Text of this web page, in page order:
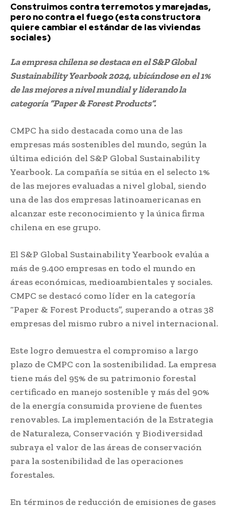
Construimos contra terremotos y marejadas,
pero no contra el fuego (esta constructora
quiere cambiar el estándar de las viviendas
sociales)
La empresa chilena se destaca en el S&P Global
Sustainability Yearbook 2024, ubicándose en el 1%
de las mejores a nivel mundial y liderando la
categoría “Paper & Forest Products”.
CMPC ha sido destacada como una de las
empresas más sostenibles del mundo, según la
última edición del S&P Global Sustainability
Yearbook. La compañía se sitúa en el selecto 1%
de las mejores evaluadas a nivel global, siendo
una de las dos empresas latinoamericanas en
alcanzar este reconocimiento y la única firma
chilena en ese grupo.
El S&P Global Sustainability Yearbook evalúa a
más de 9.400 empresas en todo el mundo en
áreas económicas, medioambientales y sociales.
CMPC se destacó como líder en la categoría
“Paper & Forest Products”, superando a otras 38
empresas del mismo rubro a nivel internacional.
Este logro demuestra el compromiso a largo
plazo de CMPC con la sostenibilidad. La empresa
tiene más del 95% de su patrimonio forestal
certificado en manejo sostenible y más del 90%
de la energía consumida proviene de fuentes
renovables. La implementación de la Estrategia
de Naturaleza, Conservación y Biodiversidad
subraya el valor de las áreas de conservación
para la sostenibilidad de las operaciones
forestales.
En términos de reducción de emisiones de gases